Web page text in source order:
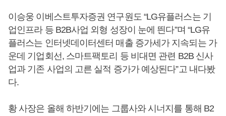
이승웅 이베스트투자증권 연구원도 “LG유플러스는 기
업인프라 등 B2B사업 외형 성장이 눈에 띈다”며 “LG유
플러스는 인터넷데이터센터 매출 증가세가 지속되는 가
운데 기업회선, 스마트팩토리 등 비대면 관련 B2B 신사
업과 기존 사업의 고른 실적 증가가 예상된다”고 내다봤
다.
황 사장은 올해 하반기에는 그룹사와 시너지를 통해 B2